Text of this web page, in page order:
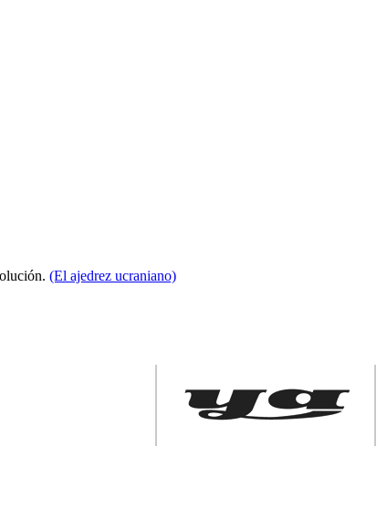
(El ajedrez ucraniano)